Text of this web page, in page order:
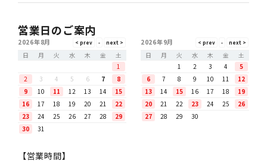
営業日のご案内
2026年8月
日
月 火 水 木 金
土
1
2
3 4 5 6 7
8
9
10 11 12 13 14
15
16
17 18 19 20 21
22
23
24 25 26 27 28
29
30
31
2026年9月
日
月 火 水 木 金
土
1
2 3 4
5
6
7 8 9 10 11
12
13
14 15 16 17 18
19
20
21 22 23 24 25
26
27
28 29 30
【営業時間】